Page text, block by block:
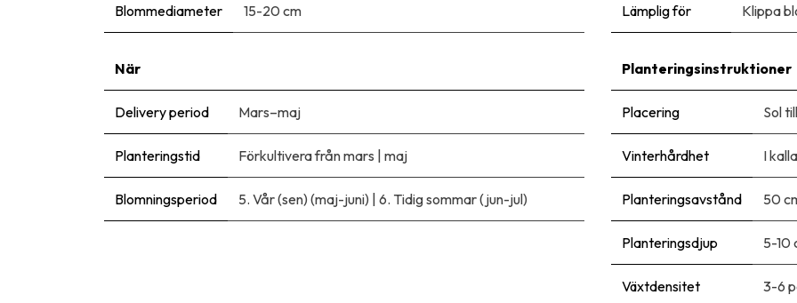
Blommediameter 15-20 cm Lämplig för Klippa
När
Delivery period Mars–maj
Planteringstid Förkultivera från mars maj
Blomningsperiod 5. Vår (sen) (maj-juni) 6. Tidig sommar (jun-jul)
Planteringsinstruktioner
Placering Sol
Vinterhårdhet I
Planteringsavstånd 50
Planteringsdjup 5-10
Växtdensitet 3-6